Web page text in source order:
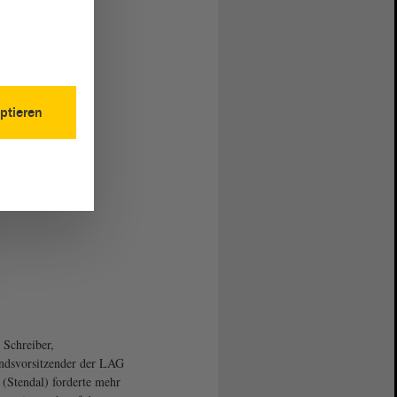
der LAG
forderte mehr